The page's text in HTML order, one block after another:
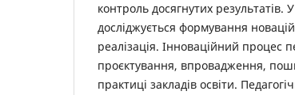
контроль досягнутих результатів.
досліджується формування
реалізація. Інноваційний процес
проєктування, впровадження,
практиці закладів освіти.